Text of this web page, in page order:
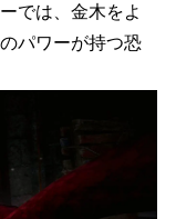
では、金木をよ
パワーが持つ恐